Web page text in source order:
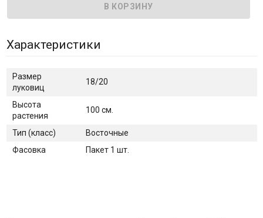
Характеристики
Размер
луковиц
18/20
Высота
растения
100 см.
Тип (класс)
Восточные
Фасовка
Пакет 1 шт.